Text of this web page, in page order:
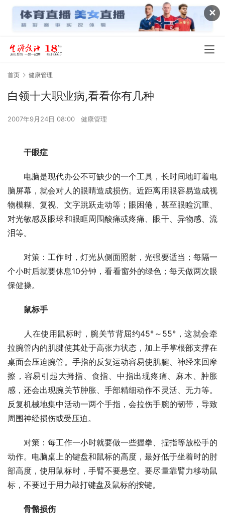
✕
首页 健康管理
白领十大职业病,看看你有几种
2007年9月24日 08:00 健康管理
干眼症
电脑是现代办公不可缺少的一个工具，长时间地盯着电
脑屏幕，就会对人的眼睛造成损伤。近距离用眼容易造成视
物模糊、复视、文字跳跃走动等；眼困倦，甚至眼睑沉重、
对光敏感及眼球和眼眶周围酸痛或疼痛、眼干、异物感、流
泪等。
对策：工作时，灯光从侧面照射，光强要适当；每隔一
个小时后就要休息10分钟，看看窗外的绿色；每天做两次眼
保健操。
鼠标手
人在使用鼠标时，腕关节背屈约45°～55°，这就会牵
拉腕管内的肌腱使其处于高张力状态，加上手掌根部支撑在
桌面会压迫腕管。手指的反复运动容易使肌腱、神经来回摩
擦，容易引起大拇指、食指、中指出现疼痛、麻木、肿胀
感，还会出现腕关节肿胀、手部精细动作不灵活、无力等。
反复机械地集中活动一两个手指，会拉伤手腕的韧带，导致
周围神经损伤或受压迫。
对策：每工作一小时就要做一些握拳、捏指等放松手的
动作。电脑桌上的键盘和鼠标的高度，最好低于坐着时的肘
部高度，使用鼠标时，手臂不要悬空。要尽量靠臂力移动鼠
标，不要过于用力敲打键盘及鼠标的按键。
骨骼损伤